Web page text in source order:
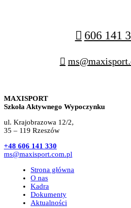
606 141
MAXISPORT
Szkoła Aktywnego Wypoczynku
ul. Krajobrazowa 12/2,
35 – 119 Rzeszów
+48 606 141 330
ms@maxisport.com.pl
Strona główna
O nas
Kadra
Dokumenty
Aktualności